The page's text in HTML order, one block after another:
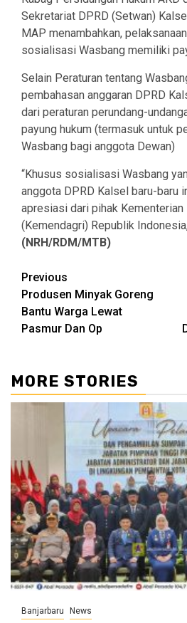
Sekretariat DPRD (Setwan)
MAP menambahkan,
sosialisasi Wasbang memiliki
Selain Peraturan tentang
pembahasan anggaran DPRD
dari peraturan perundang-
payung hukum (termasuk untuk
Wasbang bagi anggota Dewan)
“Khusus sosialisasi Wasbang
anggota DPRD Kalsel baru-baru
apresiasi dari pihak Kementerian
(Kemendagri) Republik
(NRH/RDM/MTB)
Continue
Reading
Previous
Produsen Minyak Goreng
Bantu Warga Lewat
Pasmur Dan Op
MORE STORIES
Banjarbaru News